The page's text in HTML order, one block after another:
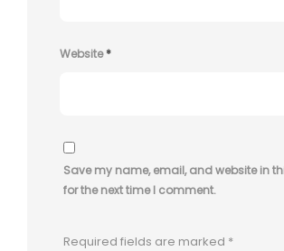
Website*
Save my name, email, and website in
for the next time I comment.
Required fields are marked *